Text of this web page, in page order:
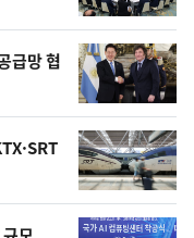
급망 협